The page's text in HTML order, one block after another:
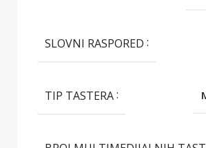
SLOVNI RASPORED
TIP TASTERA